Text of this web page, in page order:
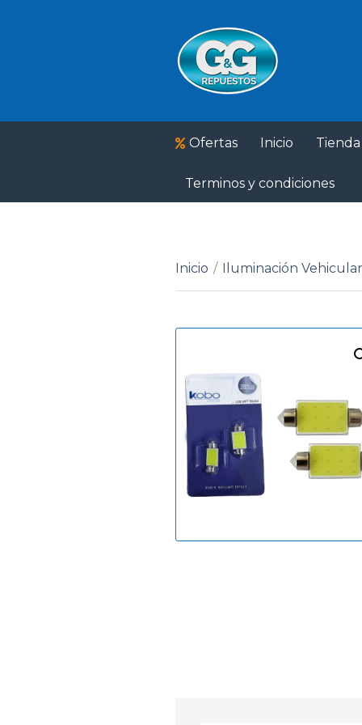
Ofertas Inicio Tienda
Terminos y condiciones
Inicio / Iluminación Vehicular